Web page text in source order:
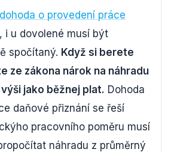
dohoda o provedení práce
, i u dovolené musí být
spočítaný. Když si berete
ze zákona nárok na náhradu
jako běžnej plat. Dohoda
daňové přiznání se řeší
pracovního poměru musí
náhradu z průměrný